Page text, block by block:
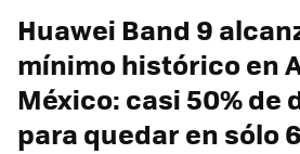
Huawei Band 9
mínimo histórico en
México: casi 50% de
para quedar en sólo